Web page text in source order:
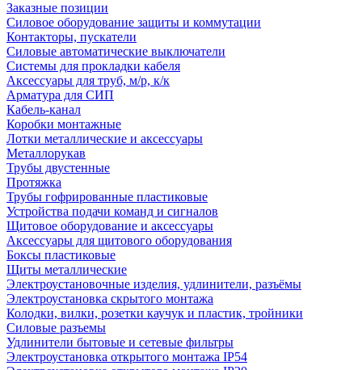
Заказные позиции
Силовое оборудование защиты и коммутации
Контакторы, пускатели
Силовые автоматические выключатели
Системы для прокладки кабеля
Аксессуары для труб, м/р, к/к
Арматура для СИП
Кабель-канал
Коробки монтажные
Лотки металлические и аксессуары
Металлорукав
Трубы двустенные
Протяжка
Трубы гофрированные пластиковые
Устройства подачи команд и сигналов
Щитовое оборудование и аксессуары
Аксессуары для щитового оборудования
Боксы пластиковые
Щиты металлические
Электроустановочные изделия, удлинители, разъёмы
Электроустановка скрытого монтажа
Колодки, вилки, розетки каучук и пластик, тройники
Силовые разъемы
Удлинители бытовые и сетевые фильтры
Электроустановка открытого монтажа IP54